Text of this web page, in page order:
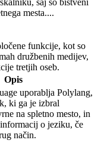
mesta....
funkcije, kot so
družbenih medijev,
tretjih oseb.
Opis
uporablja Polylang,
ki ga je izbral
na spletno mesto, in
o jeziku, če
način.